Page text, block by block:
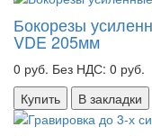
Бокорезы
VDE 205мм
0 руб. Без НДС: 0 руб.
Купить
В закладки